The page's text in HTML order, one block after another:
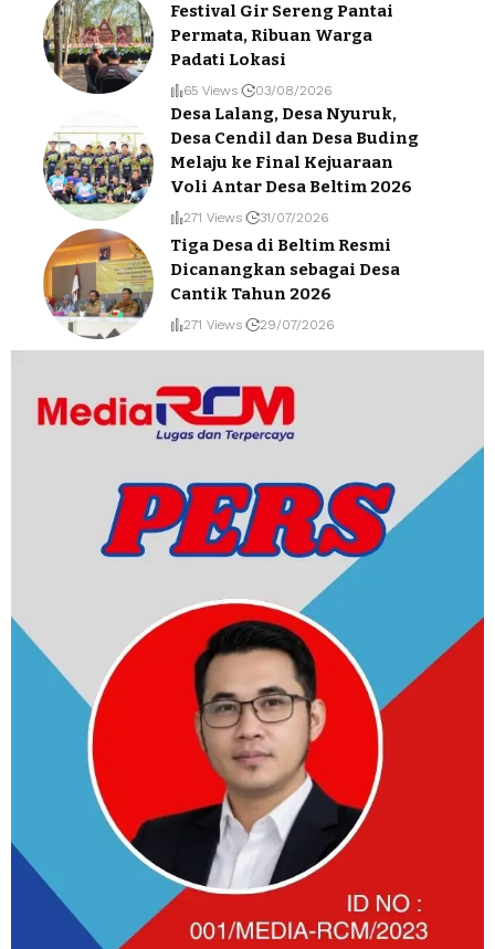
Festival Gir Sereng Pantai
Permata, Ribuan Warga
Padati Lokasi
65 Views 03/08/2026
Desa Lalang, Desa Nyuruk,
Desa Cendil dan Desa Buding
Melaju ke Final Kejuaraan
Voli Antar Desa Beltim 2026
271 Views 31/07/2026
Tiga Desa di Beltim Resmi
Dicanangkan sebagai Desa
Cantik Tahun 2026
271 Views 29/07/2026